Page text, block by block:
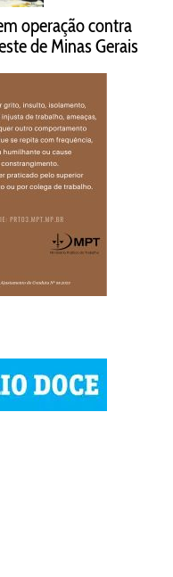
operação contra
de Minas Gerais